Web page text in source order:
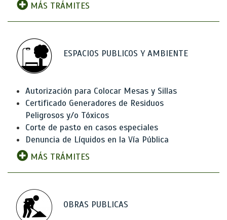
MÁS TRÁMITES
ESPACIOS PUBLICOS Y AMBIENTE
Autorización para Colocar Mesas y Sillas
Certificado Generadores de Residuos
Peligrosos y/o Tóxicos
Corte de pasto en casos especiales
Denuncia de Líquidos en la Vía Pública
MÁS TRÁMITES
OBRAS PUBLICAS